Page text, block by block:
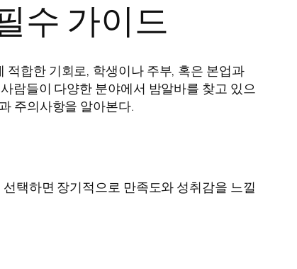
수 가이드
합한 기회로, 학생이나 주부, 혹은 본업과
람들이 다양한 분야에서 밤알바를 찾고 있으
주의사항을 알아본다.
택하면 장기적으로 만족도와 성취감을 느낄